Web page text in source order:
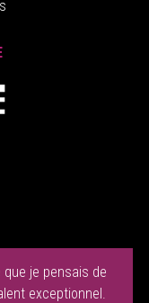
je pensais de
exceptionnel.